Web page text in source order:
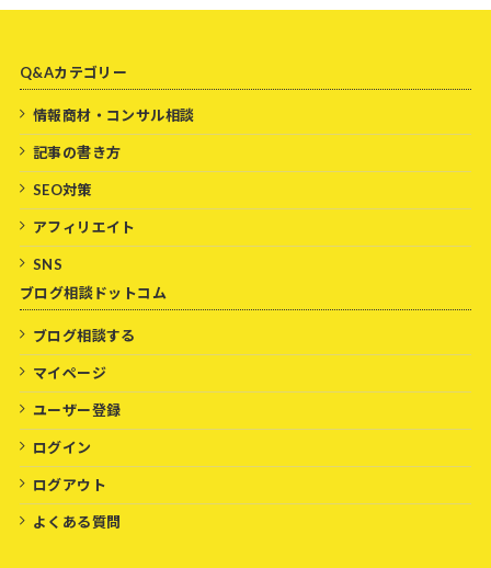
Q&Aカテゴリー
情報商材・コンサル相談
記事の書き方
SEO対策
アフィリエイト
SNS
ブログ相談ドットコム
ブログ相談する
マイページ
ユーザー登録
ログイン
ログアウト
よくある質問